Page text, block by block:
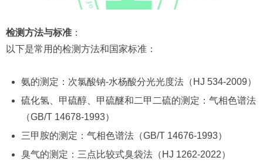
检测方法与标准 ：
以下是常用的检测方法和国家标准：
氨的测定：次氯酸钠-水杨酸分光光度法（HJ 534-2009）
硫化氢、甲硫醇、甲硫醚和二甲二硫的测定：气相色谱法
（GB/T 14678-1993）
三甲胺的测定：气相色谱法（GB/T 14676-1993）
臭气的测定：三点比较式臭袋法（HJ 1262-2022）